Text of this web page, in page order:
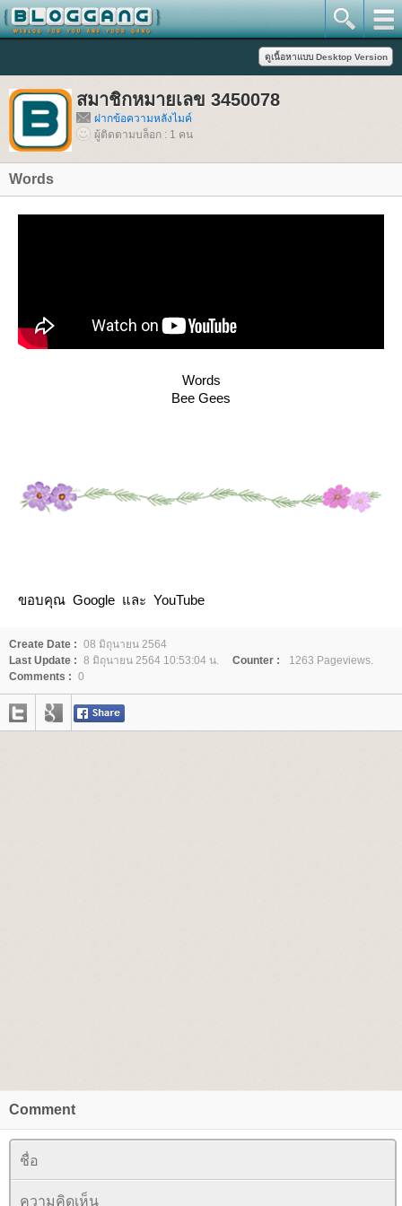
สมาชิกหมายเลข 3450078
ฝากข้อความหลังไมค์
ผู้ติดตามบล็อก : 1 คน
Words
Words
Bee Gees
ขอบคุณ Google และ YouTube
Create Date : 08 มิถุนายน 2564
Last Update : 8 มิถุนายน 2564 10:53:04 น. Counter :
1263 Pageviews.
Comments : 0
Comment